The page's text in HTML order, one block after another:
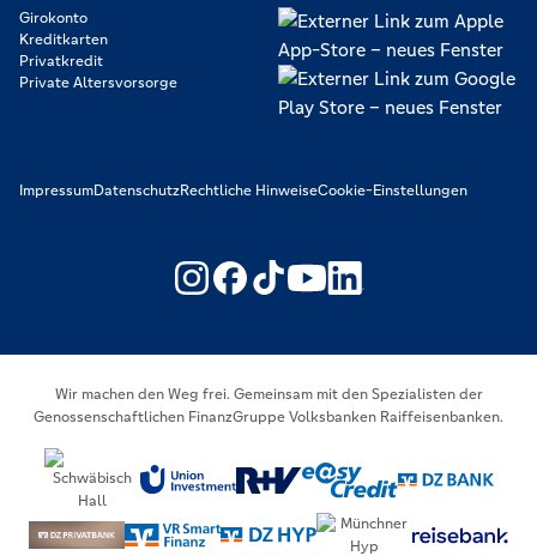
Girokonto
Kreditkarten
Privatkredit
Private Altersvorsorge
ImpressumDatenschutzRechtliche HinweiseCookie-Einstellungen
https://www.youtube.com/
https://
Wir machen den Weg frei. Gemeinsam mit den Spezialisten der
Genossenschaftlichen FinanzGruppe Volksbanken Raiffeisenbanken.